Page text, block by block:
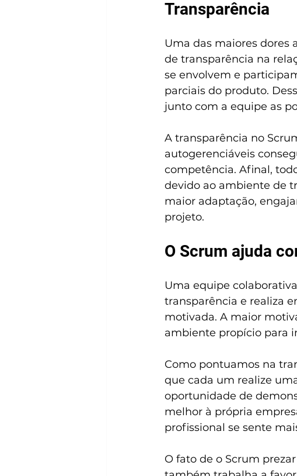
Transparência
Uma das maiores dores
de transparência na
se envolvem e
parciais do produto.
junto com a equipe as
A transparência no
autogerenciáveis
competência. Afinal,
devido ao ambiente de
maior adaptação,
projeto.
O Scrum ajuda
Uma equipe
transparência e realiza
motivada. A maior
ambiente propício para
Como pontuamos na
que cada um realize
oportunidade de
melhor à própria
profissional se sente
O fato de o Scrum